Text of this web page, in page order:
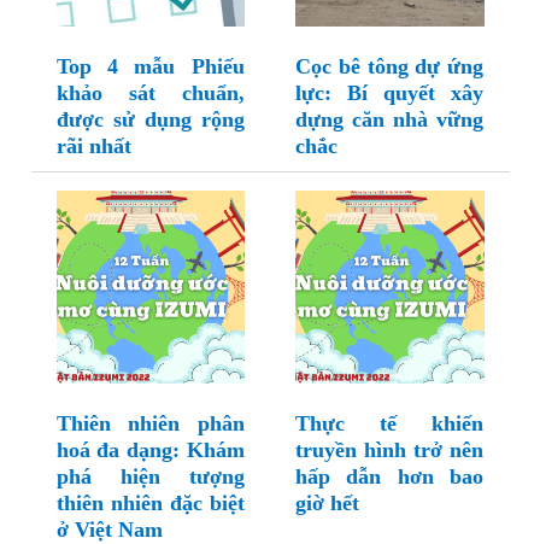
Top 4 mẫu Phiếu
khảo sát chuẩn,
được sử dụng rộng
rãi nhất
Cọc bê tông dự ứng
lực: Bí quyết xây
dựng căn nhà vững
chắc
Thiên nhiên phân
hoá đa dạng: Khám
phá hiện tượng
thiên nhiên đặc biệt
ở Việt Nam
Thực tế khiến
truyền hình trở nên
hấp dẫn hơn bao
giờ hết